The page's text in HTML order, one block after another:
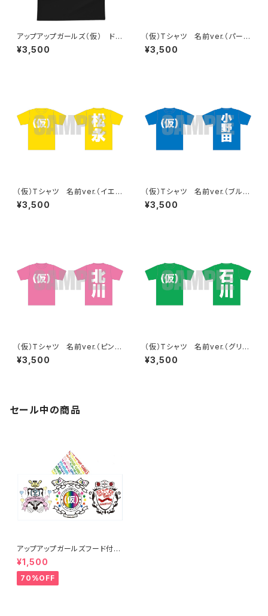
アップアップガールズ（仮） ドラ
イ（仮）Tシャツ
¥3,500
（仮）Tシャツ 名前ver.（パープ
ル）
¥3,500
（仮）Tシャツ 名前ver.（イエロ
ー）
¥3,500
（仮）Tシャツ 名前ver.（ブル
ー）
¥3,500
（仮）Tシャツ 名前ver.（ピン
ク）
¥3,500
（仮）Tシャツ 名前ver.（グリー
ン）
¥3,500
セール中の商品
アップアップガールズフード付き
タオル
¥1,500
70%OFF